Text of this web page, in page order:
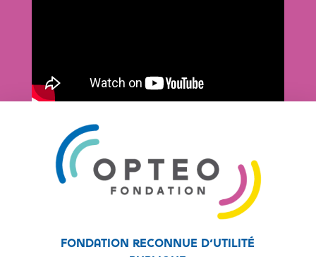
Fondation reconnue d’utilité